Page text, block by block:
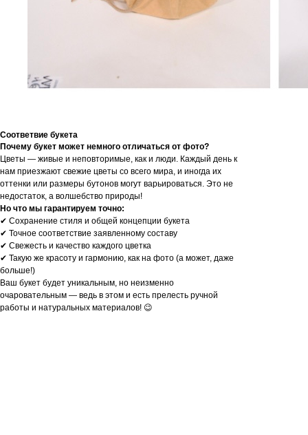
Соответвие букета
Почему букет может немного отличаться от фото?
Цветы — живые и неповторимые, как и люди. Каждый день к
нам приезжают свежие цветы со всего мира, и иногда их
оттенки или размеры бутонов могут варьироваться. Это не
недостаток, а волшебство природы!
Но что мы гарантируем точно:
✔ Сохранение стиля и общей концепции букета
✔ Точное соответствие заявленному составу
✔ Свежесть и качество каждого цветка
✔ Такую же красоту и гармонию, как на фото (а может, даже
больше!)
Ваш букет будет уникальным, но неизменно
очаровательным — ведь в этом и есть прелесть ручной
работы и натуральных материалов! 😉